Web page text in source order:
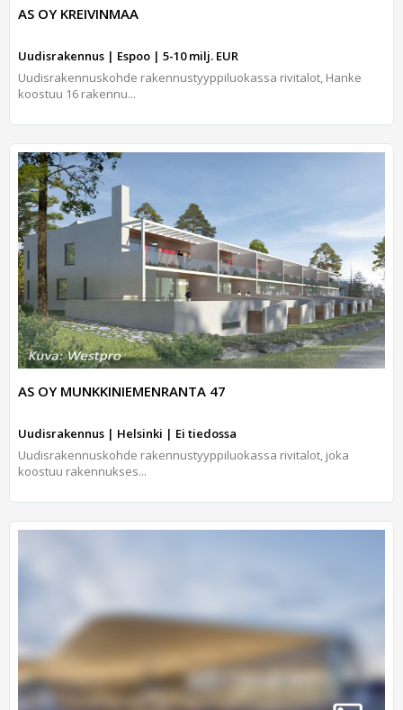
AS OY KREIVINMAA
Uudisrakennus | Espoo | 5-10 milj. EUR
Uudisrakennuskohde rakennustyyppiluokassa rivitalot, Hanke
koostuu 16 rakennu...
AS OY MUNKKINIEMENRANTA 47
Uudisrakennus | Helsinki | Ei tiedossa
Uudisrakennuskohde rakennustyyppiluokassa rivitalot, joka
koostuu rakennukses...